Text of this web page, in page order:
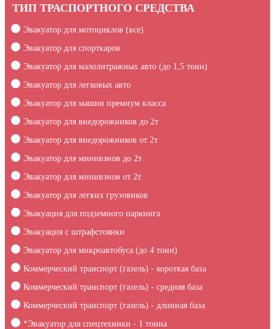
ТИП ТРАСПОРТНОГО СРЕДСТВА
Эвакуатор для мотоциклов (все)
Эвакуатор для спорткаров
Эвакуатор для малолитражных авто (до 1,5 тонн)
Эвакуатор для легковых авто
Эвакуатор для машин премиум класса
Эвакуатор для внедорожников до 2т
Эвакуатор для внедорожников от 2т
Эвакуатор для минивэнов до 2т
Эвакуатор для минивэнов от 2т
Эвакуатор для легких грузовиков
Эвакуация для подземного паркинга
Эвакуация c штрафстоянки
Эвакуатор для микроавтобуса (до 4 тонн)
Коммерческий транспорт (газель) - короткая база
Коммерческий транспорт (газель) - средняя база
Коммерческий транспорт (газель) - длинная база
*Эвакуатор для спецтехники - 1 тонна